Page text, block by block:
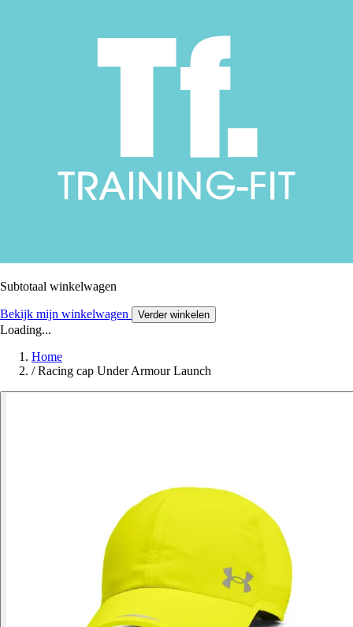
Subtotaal winkelwagen
Bekijk mijn winkelwagen Verder winkelen
Loading...
Home
/ Racing cap Under Armour Launch